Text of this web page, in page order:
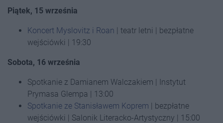
Piątek, 15 września
Koncert Myslovitz i Roan | teatr letni | bezpłatne
wejściówki | 19:30
Sobota, 16 września
Spotkanie z Damianem Walczakiem | Instytut
Prymasa Glempa | 13:00
Spotkanie ze Stanisławem Koprem | bezpłatne
wejściówki | Salonik Literacko-Artystyczny | 15:00